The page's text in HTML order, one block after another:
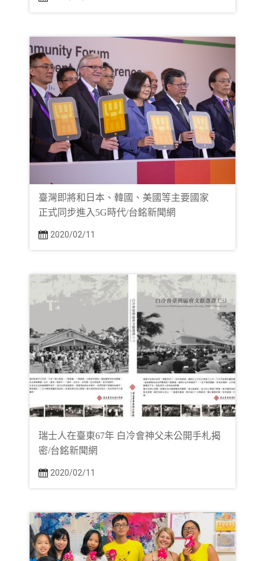
臺灣即將和日本、韓國、美國等主要國家
正式同步進入5G時代/台銘新聞網
2020/02/11
瑞士人在臺東67年 白冷會神父未公開手札揭
密/台銘新聞網
2020/02/11